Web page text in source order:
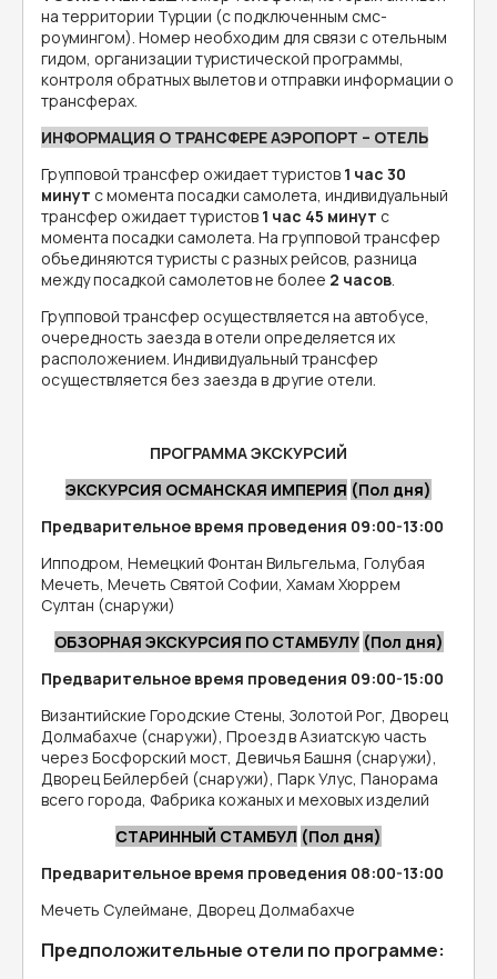
на территории Турции (с подключенным смс-
роумингом). Номер необходим для связи с отельным
гидом, организации туристической программы,
контроля обратных вылетов и отправки информации о
трансферах.
ИНФОРМАЦИЯ О ТРАНСФЕРЕ АЭРОПОРТ – ОТЕЛЬ
Групповой трансфер ожидает туристов 1 час 30
минут с момента посадки самолета, индивидуальный
трансфер ожидает туристов 1 час 45 минут с
момента посадки самолета. На групповой трансфер
объединяются туристы с разных рейсов, разница
между посадкой самолетов не более 2 часов
Групповой трансфер осуществляется на автобусе,
очередность заезда в отели определяется их
расположением. Индивидуальный трансфер
осуществляется без заезда в другие отели.
ПРОГРАММА ЭКСКУРСИЙ
ЭКСКУРСИЯ ОСМАНСКАЯ ИМПЕРИЯ (Пол дня)
Предварительное время проведения 09:00-13:00
Ипподром, Немецкий Фонтан Вильгельма, Голубая
Мечеть, Мечеть Святой Софии, Хамам Хюррем
Султан (снаружи)
ОБЗОРНАЯ ЭКСКУРСИЯ ПО СТАМБУЛУ (Пол дня)
Предварительное время проведения 09:00-15:00
Византийские Городские Стены, Золотой Рог, Дворец
Долмабахче (снаружи), Проезд в Азиатскую часть
через Босфорский мост, Девичья Башня (снаружи),
Дворец Бейлербей (снаружи), Парк Улус, Панорама
всего города, Фабрика кожаных и меховых изделий
СТАРИННЫЙ СТАМБУЛ (Пол дня)
Предварительное время проведения 08:00-13:00
Мечеть Сулеймане, Дворец Долмабахче
Предположительные отели по программе: